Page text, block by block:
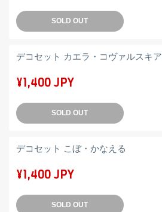
SOLD OUT
デコセット カエラ・コヴァルスキア
¥1,400 JPY
SOLD OUT
デコセット こぼ・かなえる
¥1,400 JPY
SOLD OUT